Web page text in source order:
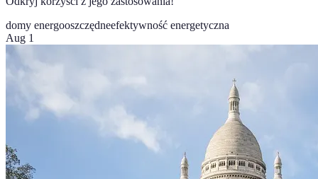
domy energooszczędneefektywność energetyczna
Aug 1